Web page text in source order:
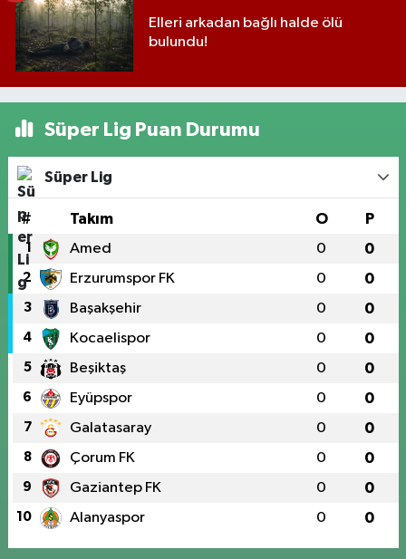
Elleri arkadan bağlı halde ölü
bulundu!
Süper Lig Puan Durumu
Süper Lig
# Takım O P
1 Amed 0 0
2 Erzurumspor FK 0 0
3 Başakşehir 0 0
4 Kocaelispor 0 0
5 Beşiktaş 0 0
6 Eyüpspor 0 0
7 Galatasaray 0 0
8 Çorum FK 0 0
9 Gaziantep FK 0 0
10 Alanyaspor 0 0